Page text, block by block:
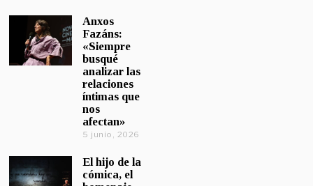
Anxos
Fazáns:
«Siempre
busqué
analizar las
relaciones
íntimas que
nos
afectan»
5 junio, 2026
El hijo de la
cómica, el